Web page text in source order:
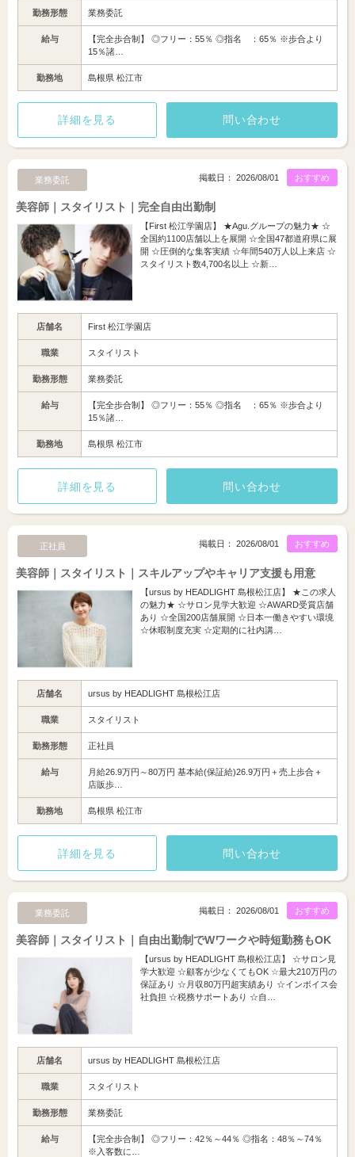
勤務形態 業務委託
給与
【完全歩合制】 ◎フリー：55％ ◎指名 ：65％ ※歩合より
15％諸…
勤務地 島根県 松江市
詳細を見る 問い合わせ
業務委託 おすすめ
掲載日： 2026/08/01
美容師｜スタイリスト｜完全自由出勤制
【First 松江学園店】 ★Agu.グループの魅力★ ☆
全国約1100店舗以上を展開 ☆全国47都道府県に展
開 ☆圧倒的な集客実績 ☆年間540万人以上来店 ☆
スタイリスト数4,700名以上 ☆新…
店舗名 First 松江学園店
職業 スタイリスト
勤務形態 業務委託
給与
【完全歩合制】 ◎フリー：55％ ◎指名 ：65％ ※歩合より
15％諸…
勤務地 島根県 松江市
詳細を見る 問い合わせ
正社員 おすすめ
掲載日： 2026/08/01
美容師｜スタイリスト｜スキルアップやキャリア支援も用意
【ursus by HEADLIGHT 島根松江店】 ★この求人
の魅力★ ☆サロン見学大歓迎 ☆AWARD受賞店舗
あり ☆全国200店舗展開 ☆日本一働きやすい環境
☆休暇制度充実 ☆定期的に社内講…
店舗名 ursus by HEADLIGHT 島根松江店
職業 スタイリスト
勤務形態 正社員
給与
月給26.9万円～80万円 基本給(保証給)26.9万円＋売上歩合＋
店販歩…
勤務地 島根県 松江市
詳細を見る 問い合わせ
業務委託 おすすめ
掲載日： 2026/08/01
美容師｜スタイリスト｜自由出勤制でWワークや時短勤務もOK
【ursus by HEADLIGHT 島根松江店】 ☆サロン見
学大歓迎 ☆顧客が少なくてもOK ☆最大210万円の
保証あり ☆月収80万円超実績あり ☆インボイス会
社負担 ☆税務サポートあり ☆自…
店舗名 ursus by HEADLIGHT 島根松江店
職業 スタイリスト
勤務形態 業務委託
給与
【完全歩合制】 ◎フリー：42％～44％ ◎指名：48％～74％
※入客数に…